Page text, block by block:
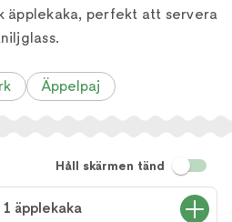
äpplekaka, perfekt att servera
Äppelpaj
Håll skärmen tänd
1 äpplekaka